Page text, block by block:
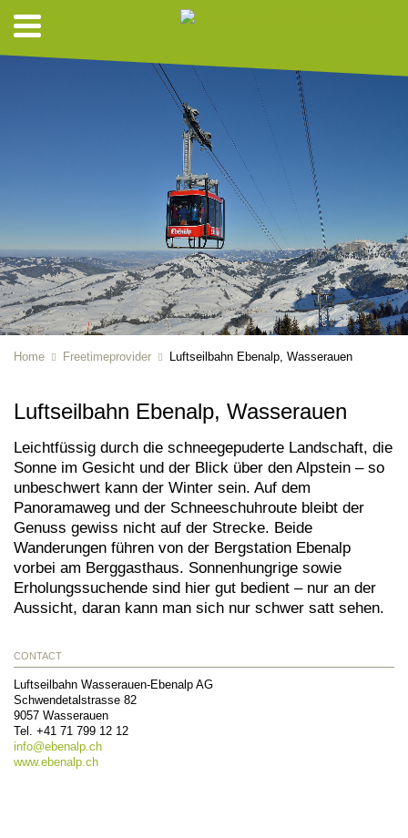
Home Freetimeprovider Luftseilbahn Ebenalp, Wasserauen
Luftseilbahn Ebenalp, Wasserauen
Leichtfüssig durch die schneegepuderte Landschaft, die
Sonne im Gesicht und der Blick über den Alpstein – so
unbeschwert kann der Winter sein. Auf dem
Panoramaweg und der Schneeschuhroute bleibt der
Genuss gewiss nicht auf der Strecke. Beide
Wanderungen führen von der Bergstation Ebenalp
vorbei am Berggasthaus. Sonnenhungrige sowie
Erholungssuchende sind hier gut bedient – nur an der
Aussicht, daran kann man sich nur schwer satt sehen.
CONTACT
Luftseilbahn Wasserauen-Ebenalp AG
Schwendetalstrasse 82
9057 Wasserauen
Tel. +41 71 799 12 12
info@ebenalp.ch
www.ebenalp.ch